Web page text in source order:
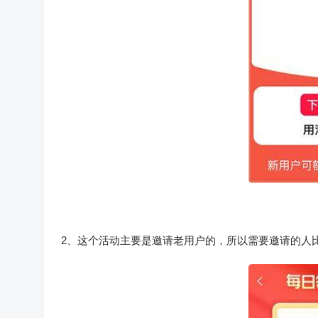
2、这个活动主要是邀请老用户的，所以需要邀请的人